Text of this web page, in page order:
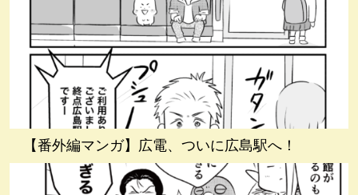
【番外編マンガ】広電、ついに広島駅へ！